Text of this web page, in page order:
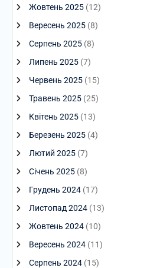
Жовтень 2025(12)
Вересень 2025(8)
Серпень 2025(8)
Липень 2025(7)
Червень 2025(15)
Травень 2025(25)
Квітень 2025(13)
Березень 2025(4)
Лютий 2025(7)
Січень 2025(8)
Грудень 2024(17)
Листопад 2024(13)
Жовтень 2024(10)
Вересень 2024(11)
Серпень 2024(15)